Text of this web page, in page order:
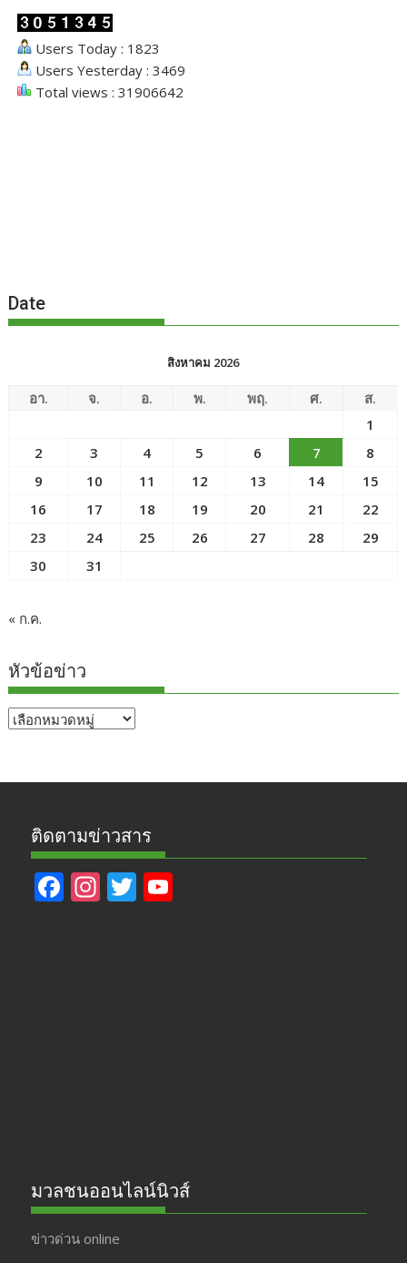
Users Today : 1823
Users Yesterday : 3469
Total views : 31906642
Date
สิงหาคม 2026
อา. จ. อ. พ. พฤ. ศ.
ส.
1
2
3 4 5 6 7
8
9
10 11 12 13 14
15
16
17 18 19 20 21
22
23
24 25 26 27 28
29
30
31
« ก.ค.
หัวข้อข่าว
หัวข้อ
ติดตามข่าวสาร
F In T
มวลชนออนไลน์นิวส์
ข่าวด่วน online